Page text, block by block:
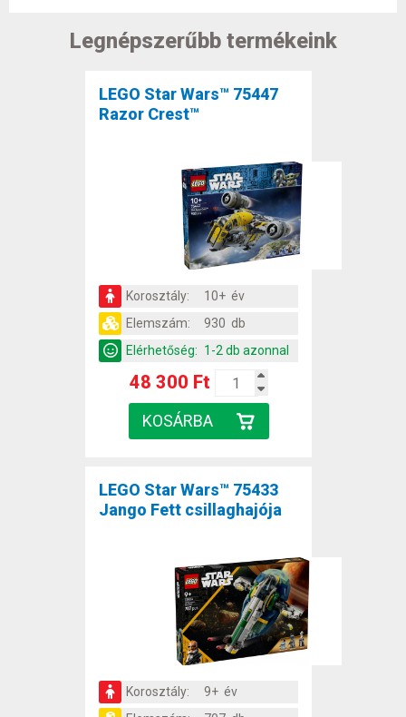
Legnépszerűbb termékeink
LEGO Star Wars™ 75447
Razor Crest™
Korosztály:
10+ év
Elemszám:
930 db
Elérhetőség: 1-2 db azonnal
48 300 Ft
LEGO Star Wars™ 75433
Jango Fett csillaghajója
Korosztály:
9+ év